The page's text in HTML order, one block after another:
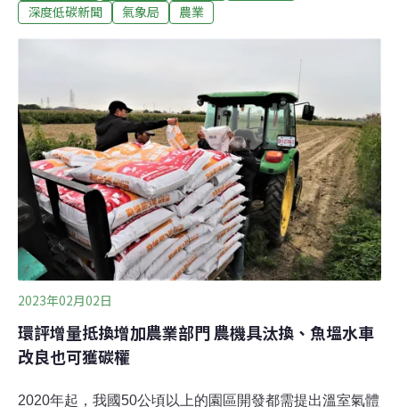
量又更少，顯示原有氣象基礎已改變。過去農民根據農民
業委員會及交通部中央氣象局今（9日）簽訂「農業氣象
資訊服務及應用合作協議」。農委會副主委陳駿季表示，
農業經營的本質是看天吃飯，近年主要天災樣態逐漸改
變，農業經營不確定性越來越高，區域性精準氣象預報需
求也提高，氣象站在農業區的覆蓋率有待提升。根據重要
農業生產區的氣象觀測網，農業氣象站已從2016年12站，
2022年大幅增加至176站，未來三年內將再增設至少100
站。陳駿季表示，現今農業保險會
深度低碳新聞
氣象局 農業
2023年02月02日
環評增量抵換增加農業部門 農機具汰換、魚塭水車
改良也可獲碳權
2020年起，我國50公頃以上的園區開發都需提出溫室氣體